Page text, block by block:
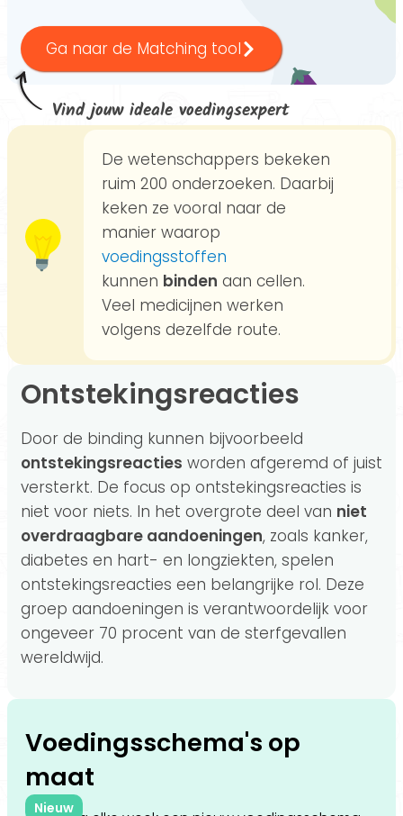
Ga naar de Matching tool
Vind jouw ideale voedingsexpert
De wetenschappers bekeken
ruim 200 onderzoeken. Daarbij
keken ze vooral naar de
manier waarop
voedingsstoffen
kunnen binden aan cellen.
Veel medicijnen werken
volgens dezelfde route.
Ontstekingsreacties
Door de binding kunnen bijvoorbeeld
ontstekingsreacties worden afgeremd of juist
versterkt. De focus op ontstekingsreacties is
niet voor niets. In het overgrote deel van niet
overdraagbare aandoeningen, zoals kanker,
diabetes en hart- en longziekten, spelen
ontstekingsreacties een belangrijke rol. Deze
groep aandoeningen is verantwoordelijk voor
ongeveer 70 procent van de sterfgevallen
wereldwijd.
Voedingsschema's op
maat
Nieuw